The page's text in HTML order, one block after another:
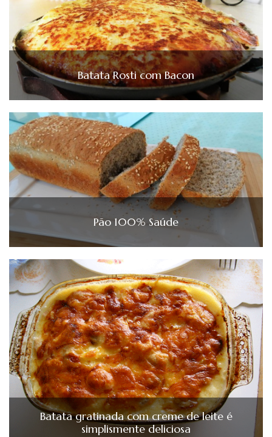
Batata Rosti com Bacon
Pão 100% Saúde
Batata gratinada com creme de leite é
simplismente deliciosa